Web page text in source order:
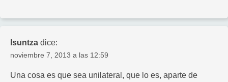
Isuntza dice:
noviembre 7, 2013 a las 12:59
Una cosa es que sea unilateral, que lo es, aparte de